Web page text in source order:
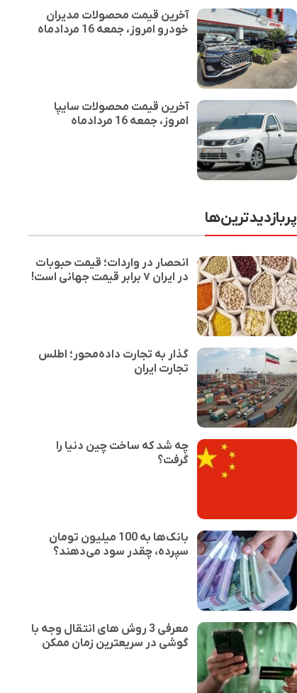
آخرین قیمت محصولات مدیران
خودرو امروز، جمعه 16 مردادماه
آخرین قیمت محصولات سایپا
امروز، جمعه 16 مردادماه
پربازدیدترین‌ها
انحصار در واردات؛ قیمت حبوبات
در ایران ۷ برابر قیمت جهانی است!
گذار به تجارت داده‌محور؛ اطلس
تجارت ایران
چه شد که ساخت چین دنیا را
گرفت؟
بانک‌ها به 100 میلیون تومان
سپرده، چقدر سود می‌دهند؟
معرفی 3 روش های انتقال وجه با
گوشی در سریعترین زمان ممکن